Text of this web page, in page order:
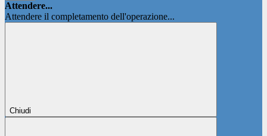
Attendere...
Attendere il completamento dell'operazione...
Chiudi